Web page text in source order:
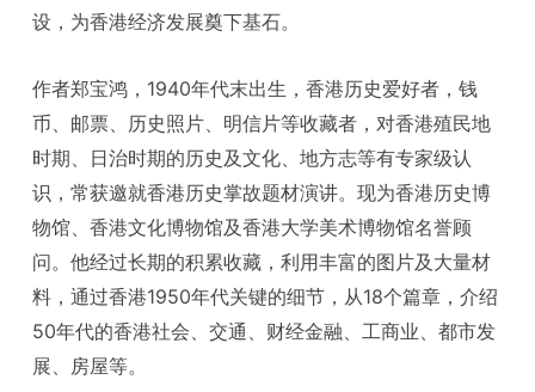
设，为香港经济发展奠下基石。
作者郑宝鸿，1940年代末出生，香港历史爱好者，钱
币、邮票、历史照片、明信片等收藏者，对香港殖民地
时期、日治时期的历史及文化、地方志等有专家级认
识，常获邀就香港历史掌故题材演讲。现为香港历史博
物馆、香港文化博物馆及香港大学美术博物馆名誉顾
问。他经过长期的积累收藏，利用丰富的图片及大量材
料，通过香港1950年代关键的细节，从18个篇章，介绍
50年代的香港社会、交通、财经金融、工商业、都市发
展、房屋等。